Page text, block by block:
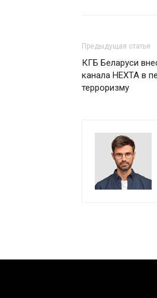
Предыдущая статья
КГБ Беларуси
канала НЕХТА в
терроризму